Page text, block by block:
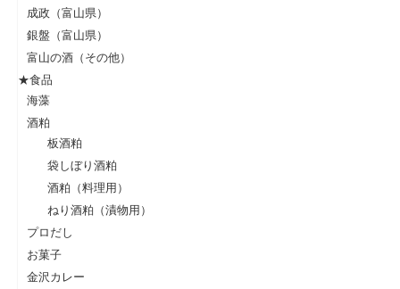
成政（富山県）
銀盤（富山県）
富山の酒（その他）
★食品
海藻
酒粕
板酒粕
袋しぼり酒粕
酒粕（料理用）
ねり酒粕（漬物用）
プロだし
お菓子
金沢カレー